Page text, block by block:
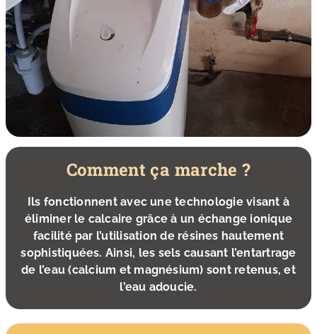
Comment ça marche ?
Ils fonctionnent avec une technologie visant à
éliminer le calcaire grâce à un échange ionique
facilité par l’utilisation de résines hautement
sophistiquées. Ainsi, les sels causant l’entartrage
de l’eau (calcium et magnésium) sont retenus, et
l’eau adoucie.